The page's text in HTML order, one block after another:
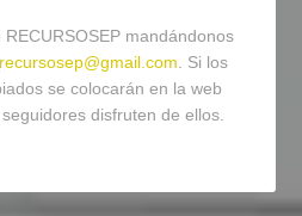
mandándonos
. Si los
se colocarán en la web
disfruten de ellos.